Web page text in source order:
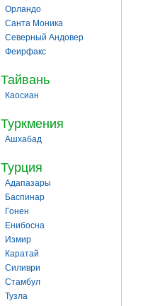
Орландо
Санта Моника
Северный Андовер
Феирфакс
Тайвань
Каосиан
Туркмения
Ашхабад
Турция
Адапазары
Баспинар
Гонен
Енибосна
Измир
Каратай
Силиври
Стамбул
Тузла